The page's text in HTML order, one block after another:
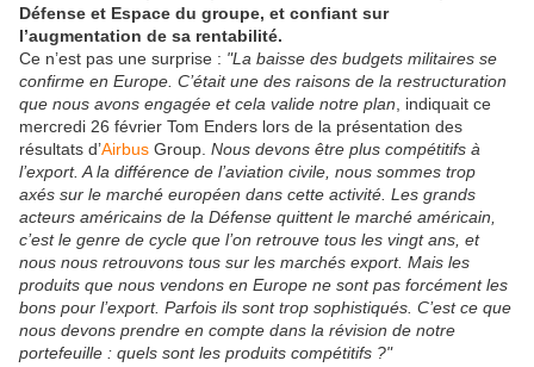
Défense et Espace du groupe, et confiant sur
l’augmentation de sa rentabilité.
Ce n’est pas une surprise : "La baisse des budgets militaires se
confirme en Europe. C’était une des raisons de la restructuration
que nous avons engagée et cela valide notre plan , indiquait ce
mercredi 26 février Tom Enders lors de la présentation des
résultats d’Airbus Group. Nous devons être plus compétitifs à
l’export. A la différence de l’aviation civile, nous sommes trop
axés sur le marché européen dans cette activité. Les grands
acteurs américains de la Défense quittent le marché américain,
c’est le genre de cycle que l’on retrouve tous les vingt ans, et
nous nous retrouvons tous sur les marchés export. Mais les
produits que nous vendons en Europe ne sont pas forcément les
bons pour l’export. Parfois ils sont trop sophistiqués. C’est ce que
nous devons prendre en compte dans la révision de notre
portefeuille : quels sont les produits compétitifs ?"